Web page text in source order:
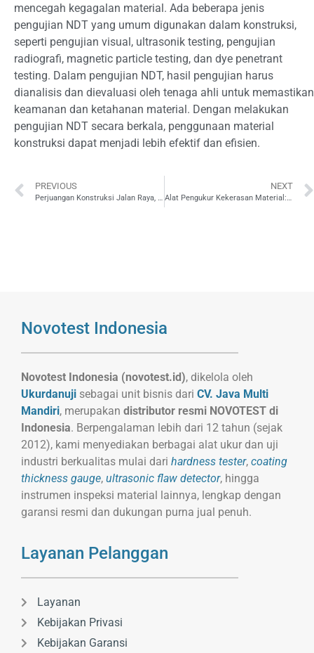
mencegah kegagalan material. Ada beberapa jenis
pengujian NDT yang umum digunakan dalam konstruksi,
seperti pengujian visual, ultrasonik testing, pengujian
radiografi, magnetic particle testing, dan dye penetrant
testing. Dalam pengujian NDT, hasil pengujian harus
dianalisis dan dievaluasi oleh tenaga ahli untuk memastikan
keamanan dan ketahanan material. Dengan melakukan
pengujian NDT secara berkala, penggunaan material
konstruksi dapat menjadi lebih efektif dan efisien.
PREVIOUS
Perjuangan Konstruksi Jalan Raya, Ini Dia Faktor-Faktor yang Mempengaruhi Kualitasnya!
NEXT
Alat Pengukur Kekerasan Material: Peran Penting dalam Pengembangan Teknologi
Novotest Indonesia
Novotest Indonesia (novotest.id), dikelola oleh
Ukurdanuji sebagai unit bisnis dari CV. Java Multi
Mandiri, merupakan distributor resmi NOVOTEST di
Indonesia. Berpengalaman lebih dari 12 tahun (sejak
2012), kami menyediakan berbagai alat ukur dan uji
industri berkualitas mulai dari hardness tester, coating
thickness gauge, ultrasonic flaw detector, hingga
instrumen inspeksi material lainnya, lengkap dengan
garansi resmi dan dukungan purna jual penuh.
Layanan Pelanggan
Layanan
Kebijakan Privasi
Kebijakan Garansi